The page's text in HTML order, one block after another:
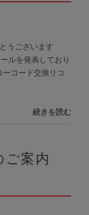
うございます
ルを発表しており
コード交換リコ
続きを読む
ご案内